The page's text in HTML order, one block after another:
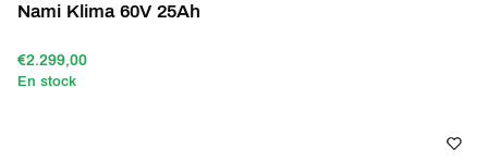
Nami Klima 60V 25Ah
€2.299,00
En stock